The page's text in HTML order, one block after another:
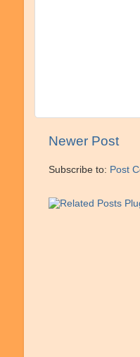
Newer Post
Subscribe to: Post